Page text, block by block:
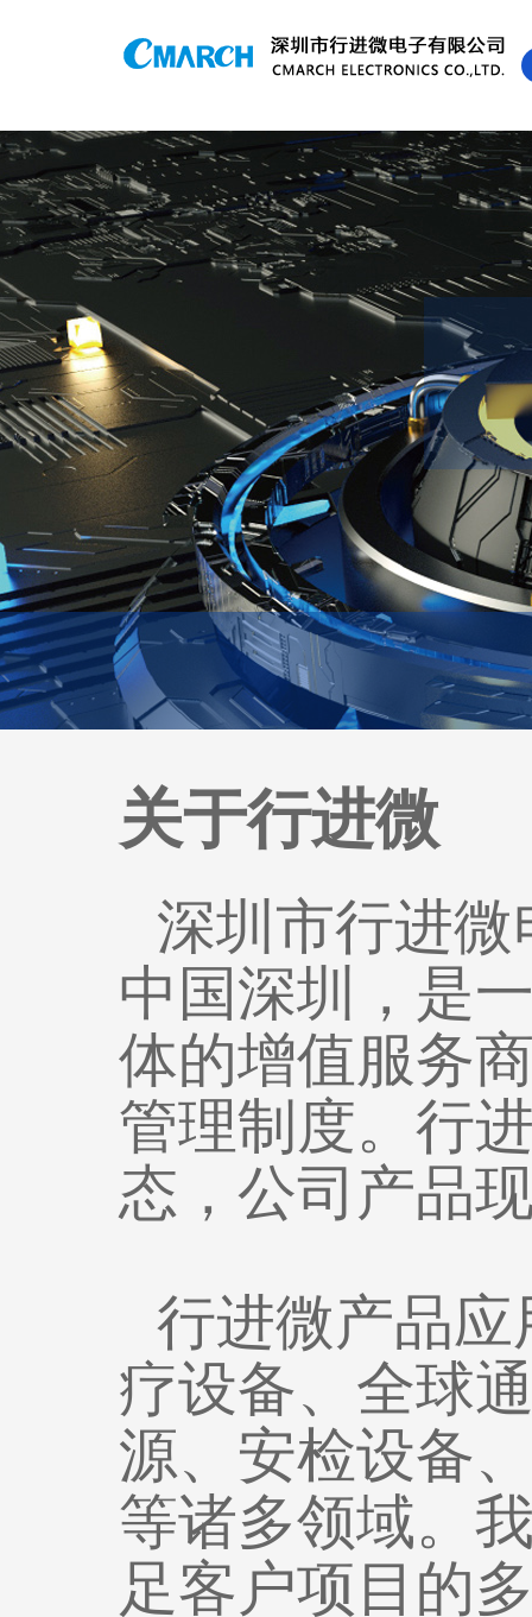
关于行进微
深圳市行进微
中国深圳，是
体的增值服务
管理制度。行
态，公司产品
行进微产品
疗设备、全球
源、安检设备
等诸多领域。
足客户项目的